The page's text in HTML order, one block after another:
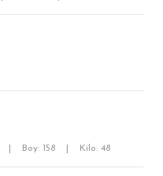
Boy: 158 Kilo: 48